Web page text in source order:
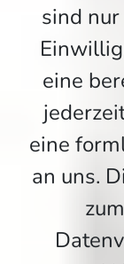
sind
eine
eine
an uns.